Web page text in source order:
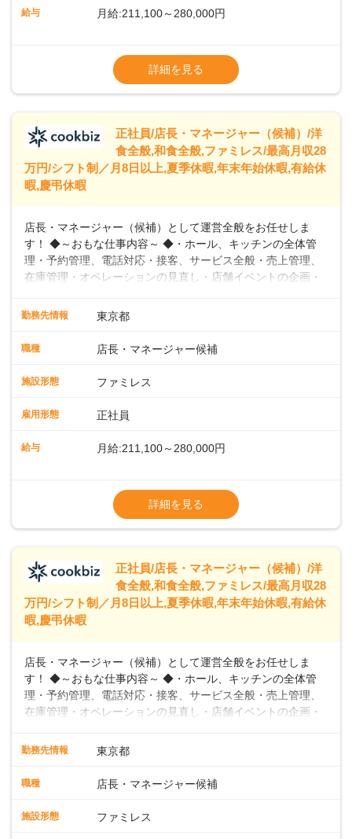
なDX（デジタルトランスフォーメーション）の取り組みを進
います。私たちは、多様な働き方を提供し、ライフステージ
に合わせた柔軟な勤務時間や働きやすい環境を整えていま
います。
給与 月給:211,100～280,000円
※残業代全額支給
※経験に応じて応相談①ナショナル社員：月
給245,800円～②エリア社員 ：月給
詳細を見る
正社員/店長・マネージャー（候補）/洋
食全般,和食全般,ファミレス/最高月収28
万円/シフト制／月8日以上,夏季休暇,年末年始休暇,有給休
暇,慶弔休暇
店長・マネージャー（候補）として運営全般をお任せしま
す！ ◆～おもな仕事内容～ ◆・ホール、キッチンの全体管
理・予約管理、電話対応・接客、サービス全般・売上管理、
在庫管理・オペレーションの見直し・店舗イベントの企画・
入社後はスキルに合わせた業務からお任せしますので、徐々
向上を目指すDX推進～ ◆すかいらーくのレストランでは、
スタッフの働きやすさをサポートしています。配膳ロボット
や歩行数が約40%も削減されました！また、配膳ロボットに
なDX（デジタルトランスフォーメーション）の取り組みを進
います。私たちは、多様な働き方を提供し、ライフステージ
に合わせた柔軟な勤務時間や働きやすい環境を整えていま
います。
勤務先情報 東京都
職種 店長・マネージャー候補
施設形態 ファミレス
雇用形態 正社員
給与 月給:211,100～280,000円
※残業代全額支給
※経験に応じて応相談①ナショナル社員：月
給245,800円～②エリア社員 ：月給
詳細を見る
正社員/店長・マネージャー（候補）/洋
食全般,和食全般,ファミレス/最高月収28
万円/シフト制／月8日以上,夏季休暇,年末年始休暇,有給休
暇,慶弔休暇
店長・マネージャー（候補）として運営全般をお任せしま
す！ ◆～おもな仕事内容～ ◆・ホール、キッチンの全体管
理・予約管理、電話対応・接客、サービス全般・売上管理、
在庫管理・オペレーションの見直し・店舗イベントの企画・
入社後はスキルに合わせた業務からお任せしますので、徐々
向上を目指すDX推進～ ◆すかいらーくのレストランでは、
スタッフの働きやすさをサポートしています。配膳ロボット
勤務先情報 東京都
職種 店長・マネージャー候補
施設形態 ファミレス